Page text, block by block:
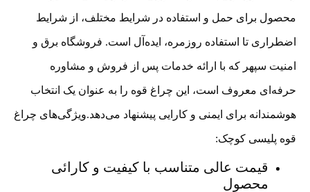
محصول برای حمل و استفاده در شرایط مختلف، از شرایط
اضطراری تا استفاده روزمره، ایده‌آل است. فروشگاه برق و
امنیت سپهر که با ارائه خدمات پس از فروش و مشاوره
حرفه‌ای معروف است، این چراغ قوه را به عنوان یک انتخاب
هوشمندانه برای ایمنی و کارایی پیشنهاد می‌دهد.ویژگی‌های چراغ
قوه پلیسی کوچک:
قیمت عالی متناسب با کیفیت و کارائی
محصول